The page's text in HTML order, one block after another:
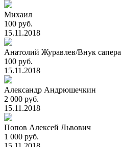
Михаил
100 руб.
15.11.2018
Анатолий Журавлев/Внук сапера
100 руб.
15.11.2018
Александр Андрюшечкин
2 000 руб.
15.11.2018
Попов Алексей Львович
1 000 руб.